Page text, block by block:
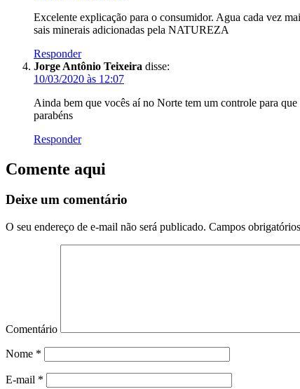
Excelente explicação para o consumidor. Agua cada vez
sais minerais adicionadas pela NATUREZA
Responder
Jorge Antônio Teixeira disse:
10/03/2020 às 12:07
Ainda bem que vocês aí no Norte tem um controle para
parabéns
Responder
Comente aqui
Deixe um comentário
O seu endereço de e-mail não será publicado. Campos
Comentário
Nome *
E-mail *